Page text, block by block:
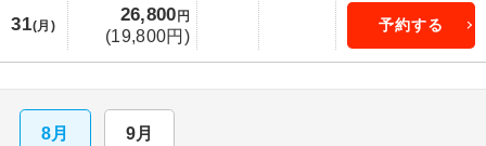
31(月)
26,800 円
(19,800円)
予約する
8月 9月